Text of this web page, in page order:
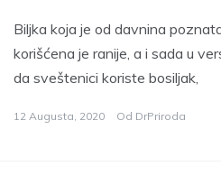
Biljka koja je od davnina
korišćena je ranije, a i sada u
da sveštenici koriste bosiljak,
12 Augusta, 2020 Od DrPriroda